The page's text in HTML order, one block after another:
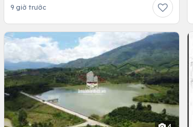
9 giờ trước